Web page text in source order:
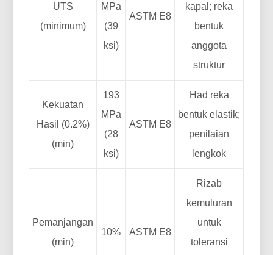
UTS
(minimum)
MPa
(39
ksi)
ASTM E8
kapal; reka
bentuk
anggota
struktur
Kekuatan
Hasil (0.2%)
(min)
193
MPa
(28
ksi)
ASTM E8
Had reka
bentuk elastik;
penilaian
lengkok
Pemanjangan
(min)
10% ASTM E8
Rizab
kemuluran
untuk
toleransi